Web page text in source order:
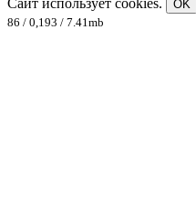
OK
86 / 0,193 / 7.41mb